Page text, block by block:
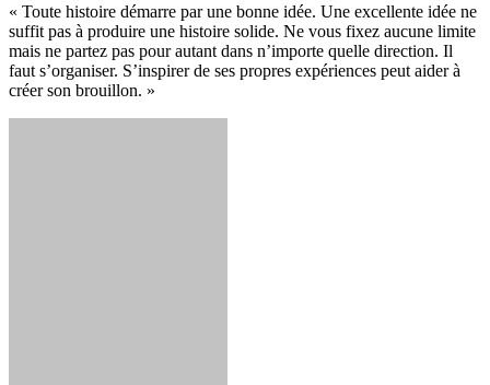
« Toute histoire démarre par une bonne idée. Une excellente idée ne
suffit pas à produire une histoire solide. Ne vous fixez aucune limite
mais ne partez pas pour autant dans n’importe quelle direction. Il
faut s’organiser. S’inspirer de ses propres expériences peut aider à
créer son brouillon. »